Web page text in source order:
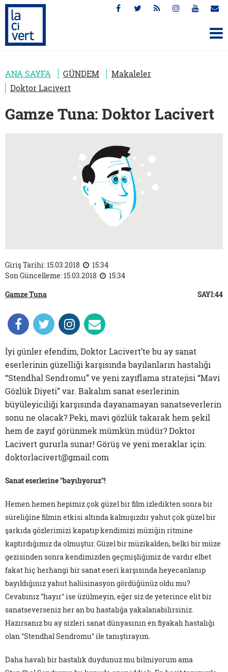
ANA SAYFA GÜNDEM
Makaleler
Doktor Lacivert
Gamze Tuna: Doktor Lacivert
Giriş Tarihi: 15.03.2018
15:34
Son Güncelleme: 15.03.2018
15:34
Gamze Tuna
SAYI:44
İyi günler efendim, Doktor Lacivert’te bu ay sanat
eserlerinin güzelliği karşısında bayılanların hastalığı
“Stendhal Sendromu” ve yeni zayıflama stratejisi “Mavi
Gözlük Diyeti” var. Bakalım sanat eserlerinin
büyüleyiciliği karşısında dayanamayan sanatseverlerin
sonu ne olacak? Peki, mavi gözlük takarak hem şekil
hem de zayıf görünmek mümkün müdür? Doktor
Lacivert gururla sunar! Görüş ve yeni meraklar için:
doktorlacivert@gmail.com
Sanat eserlerine "bayılıyoruz"!
Hemen hemen hepimiz çok güzel bir film izledikten sonra bir
süreliğine filmin etkisi altında kalmışızdır yahut çok güzel bir
şarkıda gözlerimizi kapatıp kendimizi müziğin ritmine
kaptırdığımız da olmuştur. Güzel bir müzikalden, belki bir müze
gezisinden sonra kendimizden geçmişliğimiz de vardır elbet
fakat hiç herhangi bir sanat eseri karşısında heyecanlanıp
bayıldığınız yahut halüsinasyon gördüğünüz oldu mu?
Cevabınız "hayır" ise üzülmeyin, eğer siz de yeterince elit bir
sanatseverseniz her an bu hastalığa yakalanabilirsiniz.
Hazırsanız bu ay sizleri sanat dünyasının en fiyakalı hastalığı
olan "Stendhal Sendromu" ile tanıştırayım.
Daha havalı bir hastalık duydunuz mu bilmiyorum ama